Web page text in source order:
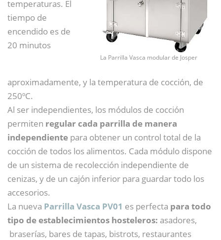
La Parrilla Vasca modular de Josper
temperaturas. El
tiempo de
encendido es de
20 minutos
aproximadamente, y la temperatura de cocción, de
250ºC.
Al ser independientes, los módulos de cocción
permiten regular cada parrilla de manera
independiente para obtener un control total de la
cocción de todos los alimentos. Cada módulo dispone
de un sistema de recolección independiente de
cenizas, y de un cajón inferior para guardar todo los
accesorios.
La nueva Parrilla Vasca PV01 es perfecta para todo
tipo de establecimientos hosteleros: asadores,
braserías, bares de tapas, bistrots, restaurantes